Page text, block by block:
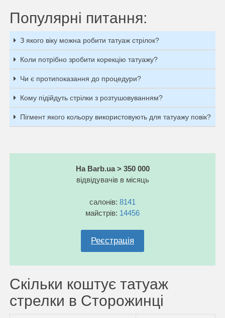
Популярні питання:
З якого віку можна робити татуаж стрілок?
Коли потрібно зробити корекцію татуажу?
Чи є протипоказання до процедури?
Кому підійдуть стрілки з розтушовуванням?
Пігмент якого кольору використовують для татуажу повік?
На Barb.ua > 350 000
відвідувачів в місяць
салонів: 8141
майстрів: 14456
Реєстрація
Скільки коштує татуаж
стрелки в Сторожинці